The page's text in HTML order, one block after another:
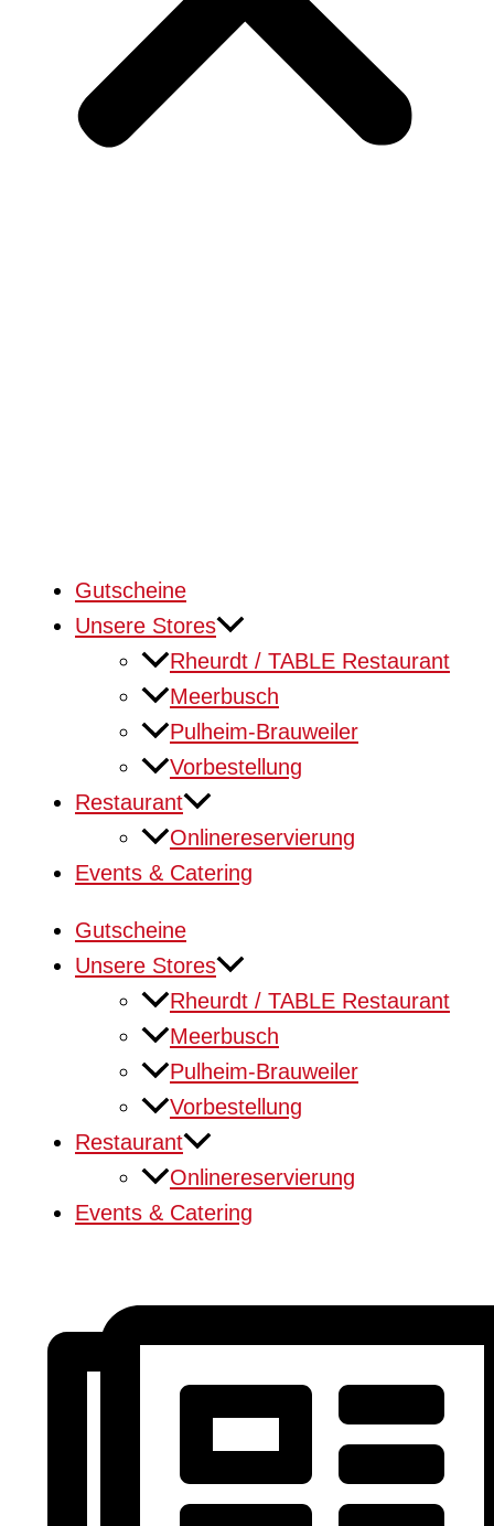
Gutscheine
Unsere Stores
Rheurdt / TABLE Restaurant
Meerbusch
Pulheim-Brauweiler
Vorbestellung
Restaurant
Onlinereservierung
Events & Catering
Gutscheine
Unsere Stores
Rheurdt / TABLE Restaurant
Meerbusch
Pulheim-Brauweiler
Vorbestellung
Restaurant
Onlinereservierung
Events & Catering